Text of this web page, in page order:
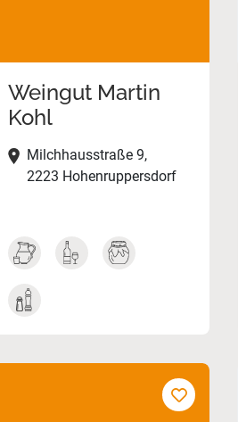
Weingut Martin
Kohl
Milchhausstraße 9,
2223 Hohenruppersdorf